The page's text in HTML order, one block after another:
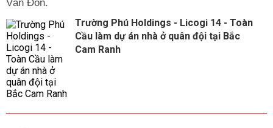
Vân Đồn.
Trường Phú Holdings - Licogi 14 - Toàn
Cầu làm dự án nhà ở quân đội tại Bắc
Cam Ranh